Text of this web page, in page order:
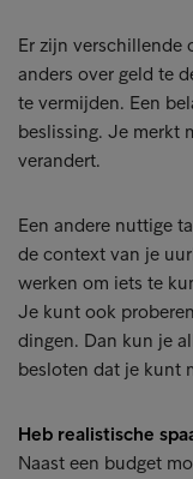
Er zijn verschillende
anders over geld te
te vermijden. Een
beslissing. Je merkt
verandert.
Een andere nuttige
de context van je
werken om iets te
Je kunt ook
dingen. Dan kun je
besloten dat je kunt
Heb realistische
Naast een budget